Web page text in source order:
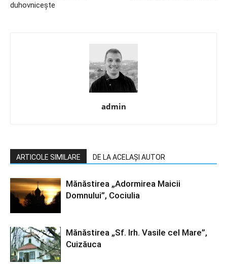
duhovniceşte
admin
ARTICOLE SIMILARE DE LA ACELAȘI AUTOR
Mănăstirea „Adormirea Maicii
Domnului”, Cociulia
Mănăstirea „Sf. Irh. Vasile cel Mare”,
Cuizăuca